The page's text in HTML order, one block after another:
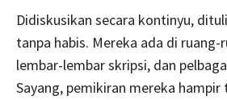
Didiskusikan secara kontinyu,
tanpa habis. Mereka ada di ruang-
lembar-lembar skripsi, dan
Sayang, pemikiran mereka hampir